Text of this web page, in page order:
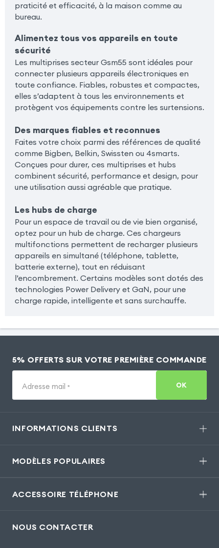
praticité et efficacité, à la maison comme au
bureau.
Alimentez tous vos appareils en toute
sécurité
Les multiprises secteur Gsm55 sont idéales pour
connecter plusieurs appareils électroniques en
toute confiance. Fiables, robustes et compactes,
elles s’adaptent à tous les environnements et
protègent vos équipements contre les surtensions.
Des marques fiables et reconnues
Faites votre choix parmi des références de qualité
comme Bigben, Belkin, Swissten ou 4smarts.
Conçues pour durer, ces multiprises et hubs
combinent sécurité, performance et design, pour
une utilisation aussi agréable que pratique.
Les hubs de charge
Pour un espace de travail ou de vie bien organisé,
optez pour un hub de charge. Ces chargeurs
multifonctions permettent de recharger plusieurs
appareils en simultané (téléphone, tablette,
batterie externe), tout en réduisant
l’encombrement. Certains modèles sont dotés des
technologies Power Delivery et GaN, pour une
charge rapide, intelligente et sans surchauffe.
5% OFFERTS SUR VOTRE PREMIÈRE COMMANDE
Adresse mail * OK
INFORMATIONS CLIENTS
MODÈLES POPULAIRES
ACCESSOIRE TÉLÉPHONE
NOUS CONTACTER